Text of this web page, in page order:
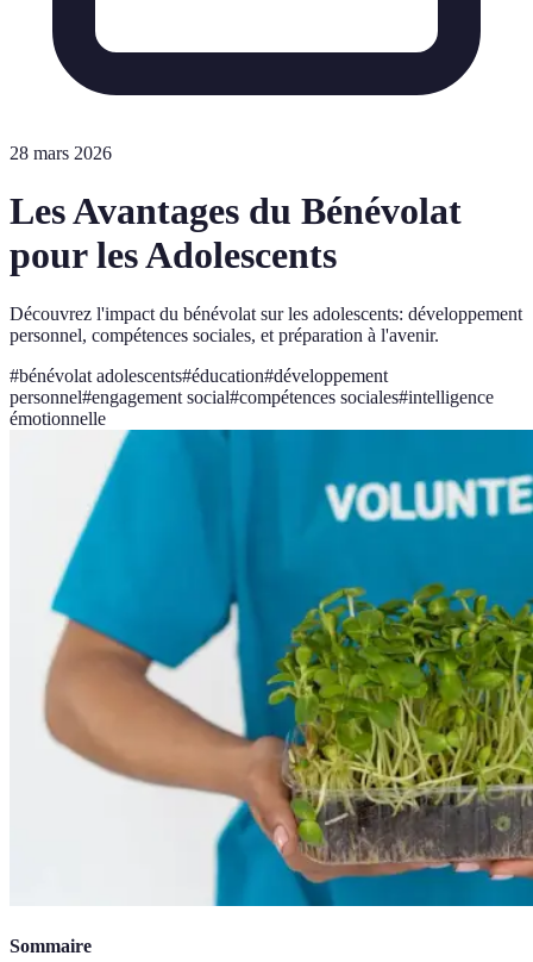
28 mars 2026
Les Avantages du Bénévolat
pour les Adolescents
Découvrez l'impact du bénévolat sur les adolescents: développement
personnel, compétences sociales, et préparation à l'avenir.
#bénévolat adolescents#éducation#développement
personnel#engagement social#compétences sociales#intelligence
émotionnelle
Sommaire